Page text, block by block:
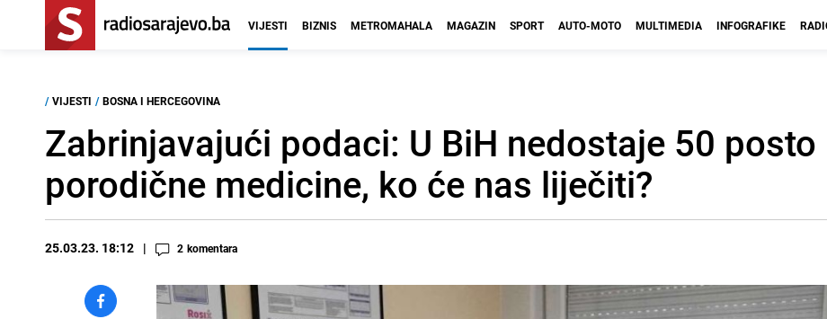
VIJESTI BIZNIS METROMAHALA MAGAZIN SPORT AUTO-MOTO MULTIMEDIA INFOGRAFIKE
/ VIJESTI / BOSNA I HERCEGOVINA
Zabrinjavajući podaci: U BiH nedostaje 50 posto
porodične medicine, ko će nas liječiti?
25.03.23. 18:12 2 komentara